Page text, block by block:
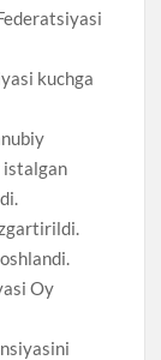
kuchga
istalgan
Oy